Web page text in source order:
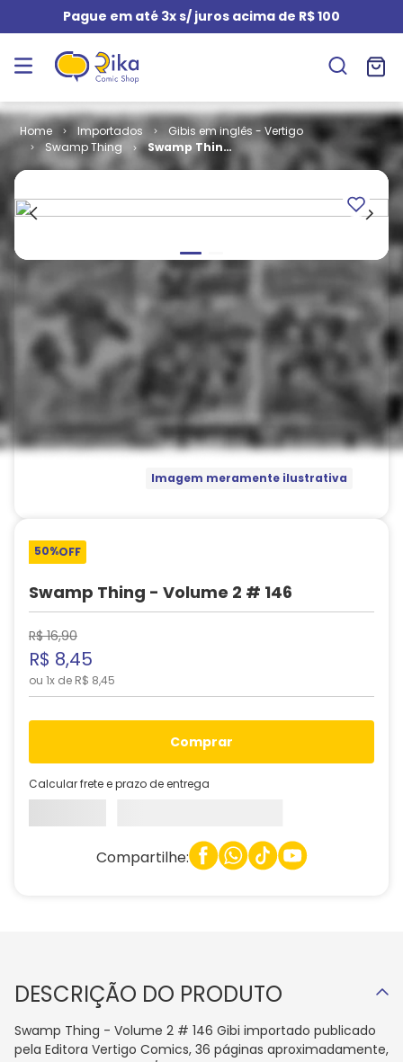
Pague em até 3x s/ juros acima de R$ 100
Importados
Gibis em inglês - Vertigo
Swamp Thing
Swamp Thing
- Volume 2 #
Imagem meramente ilustrativa
50%OFF
Swamp Thing - Volume 2 # 146
R$ 16,90
R$ 8,45
ou 1x de R$ 8,45
comprar
Calcular frete e prazo de entrega
Compartilhe:
DESCRIÇÃO DO PRODUTO
Swamp Thing - Volume 2 # 146 Gibi importado publicado
pela Editora Vertigo Comics, 36 páginas aproximadamente,